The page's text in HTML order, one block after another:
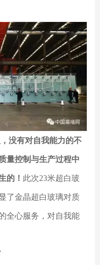
没有对自我能力的不
量控制与生产过程中
的！ 此次23米超白玻
了金晶超白玻璃对质
全心服务，对自我能